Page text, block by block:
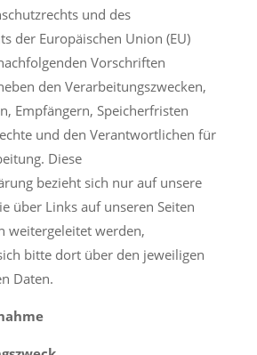
und des
der Europäischen Union (EU)
Vorschriften
den Verarbeitungszwecken,
Empfängern, Speicherfristen
und den Verantwortlichen für
Diese
bezieht sich nur auf unsere
über Links auf unseren Seiten
weitergeleitet werden,
bitte dort über den jeweiligen
Daten.